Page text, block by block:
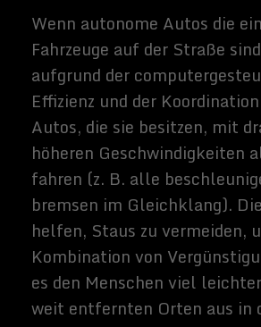
zusätzliche Informationen über Dinge zu
erhalten, die uns unterwegs begegnen.
Stellt euch nun vor, dass die Fülle an
Informationen, die Ihr möglicherweise auf
Eurem Handy abrufen möchtet,
automatisch auf einer Brille angezeigt
werden. Oder ein sehr futuristisches
virtuelles Retina-Display. Zum Beispiel
könntet Ihr einen Gebrauchtwagen zum
Schätzung des Wertes erhalten. Oder Ihr
erfahrt vielleicht, wer ein Kunstwerk
geschaffen hat, das Euch ins Auge sticht,
ohne einen Finger rühren zu müssen. Und
der Kerl auf der Party, dessen Namen Ihr
nicht mitbekommen habt, könnte ein